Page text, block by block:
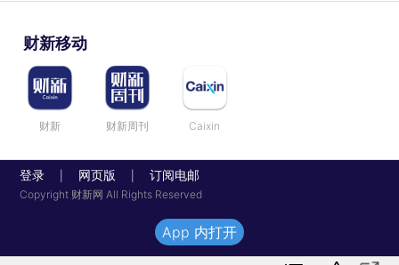
财新移动
财新 财新周刊 Caixin
登录 网页版 订阅电邮
Copyright 财新网 All Rights Reserved
App 内打开